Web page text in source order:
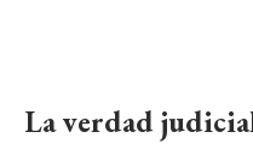
La verdad